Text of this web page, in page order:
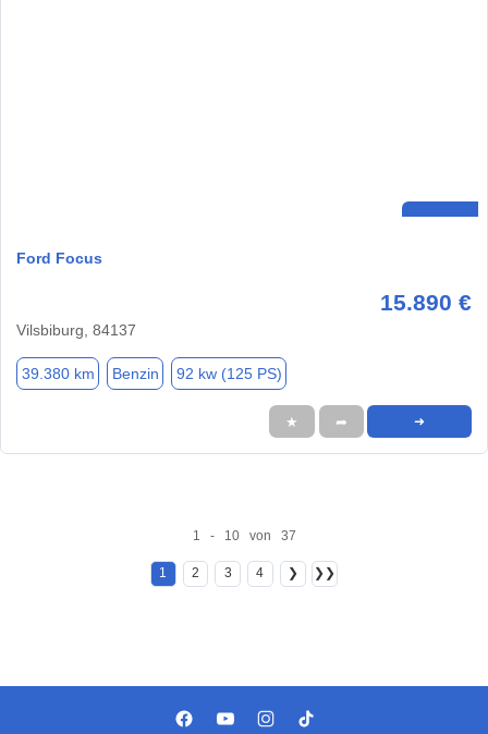
Ford Focus
15.890 €
Vilsbiburg, 84137
39.380 km Benzin 92 kw (125 PS)
★ ➦ ➜
1 - 10 von 37
1 2 3 4 ❯ ❯❯